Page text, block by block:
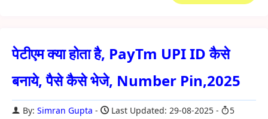
पेटीएम क्या होता है, PayTm UPI ID कैसे
बनाये, पैसे कैसे भेजे, Number Pin,2025
By: Simran Gupta Last Updated: 29-08-2025
5